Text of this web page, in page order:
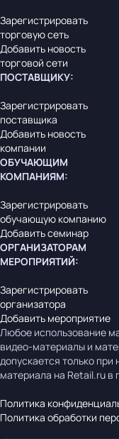
Зарегистрировать
торговую сеть
Добавить новость
торговой сети
ПОСТАВЩИКУ:
Зарегистрировать
поставщика
Добавить новость
компании
ОБУЧАЮЩИМ
КОМПАНИЯМ:
Зарегистрировать
обучающую компанию
Добавить семинар
ОРГАНИЗАТОРАМ
МЕРОПРИЯТИЙ:
Зарегистрировать
организатора
Добавить мероприятие
Любое использование
видео-материалы и
допускается только
материала на Retail.ru в
Политика
Политика обработки